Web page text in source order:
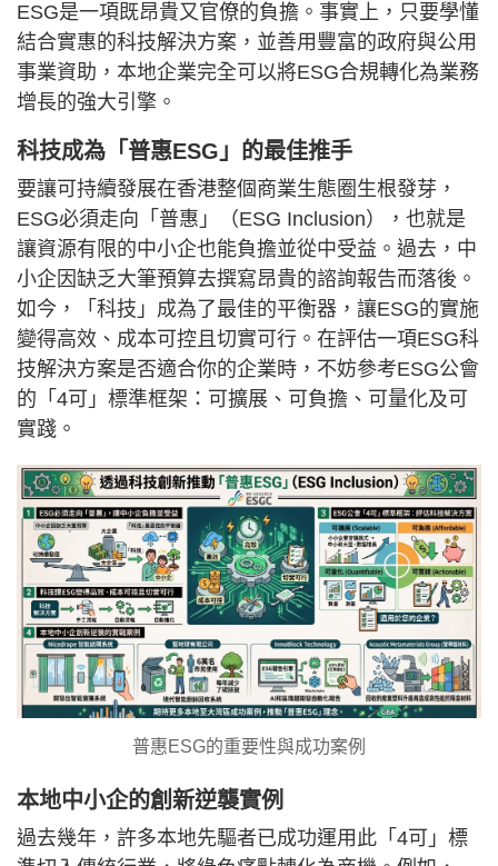
ESG是一項既昂貴又官僚的負擔。事實上，只要學懂
結合實惠的科技解決方案，並善用豐富的政府與公用
事業資助，本地企業完全可以將ESG合規轉化為業務
增長的強大引擎。
科技成為「普惠ESG」的最佳推手
要讓可持續發展在香港整個商業生態圈生根發芽，
ESG必須走向「普惠」（ESG Inclusion），也就是
讓資源有限的中小企也能負擔並從中受益。過去，中
小企因缺乏大筆預算去撰寫昂貴的諮詢報告而落後。
如今，「科技」成為了最佳的平衡器，讓ESG的實施
變得高效、成本可控且切實可行。在評估一項ESG科
技解決方案是否適合你的企業時，不妨參考ESG公會
的「4可」標準框架：可擴展、可負擔、可量化及可
實踐。
普惠ESG的重要性與成功案例
本地中小企的創新逆襲實例
過去幾年，許多本地先驅者已成功運用此「4可」標